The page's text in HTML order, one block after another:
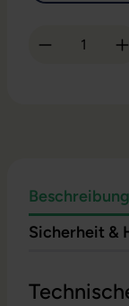
Produkt
Beschreibung
Sicherheit &